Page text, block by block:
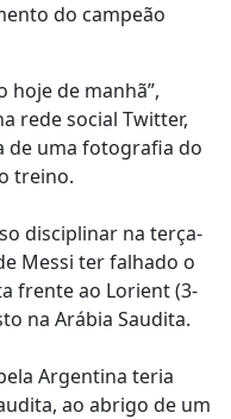
do campeão
hoje de manhã”,
rede social Twitter,
de uma fotografia do
treino.
disciplinar na terça-
Messi ter falhado o
frente ao Lorient (3-
na Arábia Saudita.
Argentina teria
ao abrigo de um